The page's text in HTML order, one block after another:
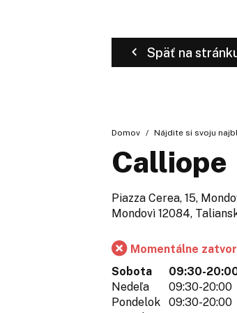
Späť na
Domov Nájdite si svoju
Calliope
Piazza Cerea, 15,
Mondovì 12084,
Momentálne
Sobota
09:30-
Nedeľa
09:30-20:00
Pondelok
09:30-20:00